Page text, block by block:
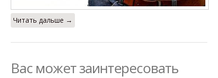
Читать дальше →
Вас может заинтересовать